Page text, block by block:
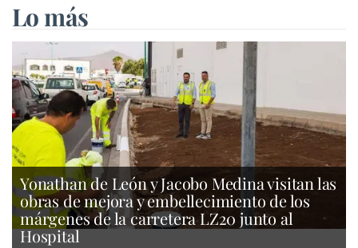
Lo más
Yonathan de León y Jacobo Medina visitan las
obras de mejora y embellecimiento de los
márgenes de la carretera LZ20 junto al
Hospital